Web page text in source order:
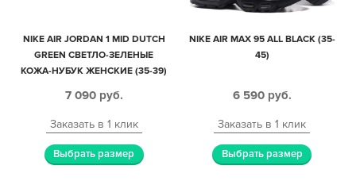
NIKE AIR JORDAN 1 MID DUTCH
GREEN СВЕТЛО-ЗЕЛЕНЫЕ
КОЖА-НУБУК ЖЕНСКИЕ (35-39)
7 090 руб.
Заказать в 1 клик
Выбрать размер
NIKE AIR MAX 95 ALL BLACK (35-
45)
6 590 руб.
Заказать в 1 клик
Выбрать размер